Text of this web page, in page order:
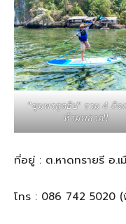
"ชุมพรสุดฮิป" รวม 4 กิจ
ห้ามพลาด!!
ที่อยู่ : ต.หาดทรายรี อ.
โทร : 086 742 5020 (